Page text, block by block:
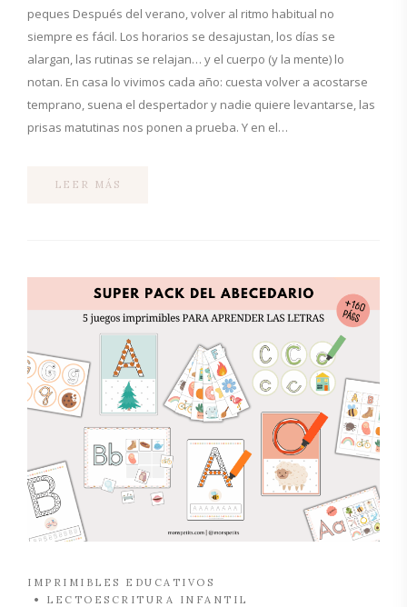
peques Después del verano, volver al ritmo habitual no
siempre es fácil. Los horarios se desajustan, los días se
alargan, las rutinas se relajan… y el cuerpo (y la mente) lo
notan. En casa lo vivimos cada año: cuesta volver a acostarse
temprano, suena el despertador y nadie quiere levantarse, las
prisas matutinas nos ponen a prueba. Y en el…
LEER MÁS
IMPRIMIBLES EDUCATIVOS
LECTOESCRITURA INFANTIL